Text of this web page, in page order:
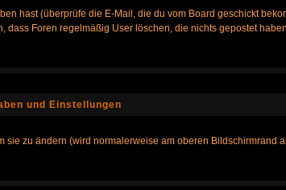
hast (überprüfe die E-Mail, die du vom Board geschickt
Foren regelmäßig User löschen, die nichts gepostet
und Einstellungen
sie zu ändern (wird normalerweise am oberen Bildschirmrand